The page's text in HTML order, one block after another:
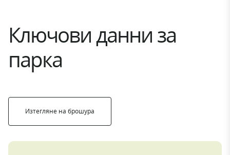
Ключови данни за
парка
Изтегляне на брошура